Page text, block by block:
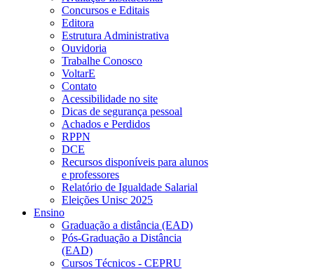
Concursos e Editais
Editora
Estrutura Administrativa
Ouvidoria
Trabalhe Conosco
VoltarE
Contato
Acessibilidade no site
Dicas de segurança pessoal
Achados e Perdidos
RPPN
DCE
Recursos disponíveis para alunos
e professores
Relatório de Igualdade Salarial
Eleições Unisc 2025
Ensino
Graduação a distância (EAD)
Pós-Graduação a Distância
(EAD)
Cursos Técnicos - CEPRU